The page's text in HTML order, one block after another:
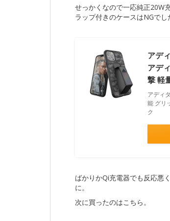
せっかくなので一応純正20W
ラップ付きのケースはNGでし
アデ
アデ
撃 軽
アディ
能 グリ
ク
ばかりかQi充電器でも反応悪
に。
次に買ったのはこちら。